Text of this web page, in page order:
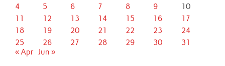
4
5 6 7 8 9
10
11
12 13 14 15 16
17
18
19 20 21 22 23
24
25
26 27 28 29 30
31
« Apr Jun »